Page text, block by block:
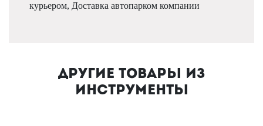
курьером, Доставка автопарком компании
Другие товары из
Инструменты